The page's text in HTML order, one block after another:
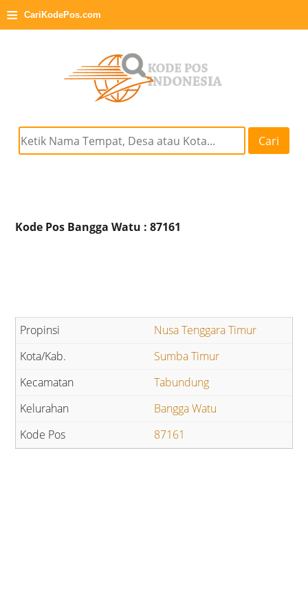
≡ CariKodePos.com
Cari
Kode Pos Bangga Watu : 87161
Nusa Tenggara Timur
Sumba Timur
Tabundung
Bangga Watu
87161